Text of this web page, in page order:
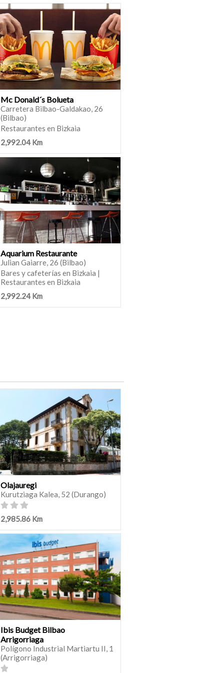
Mc Donald´s Bolueta
Carretera Bilbao-Galdakao, 26
(Bilbao)
Restaurantes en Bizkaia
2,992.04 Km
Aquarium Restaurante
Julian Gaiarre, 26 (Bilbao)
Bares y cafeterías en Bizkaia |
Restaurantes en Bizkaia
2,992.24 Km
Olajauregi
Kurutziaga Kalea, 52 (Durango)
2,985.86 Km
Ibis Budget Bilbao
Arrigorriaga
Polígono Industrial Martiartu II, 1
(Arrigorriaga)